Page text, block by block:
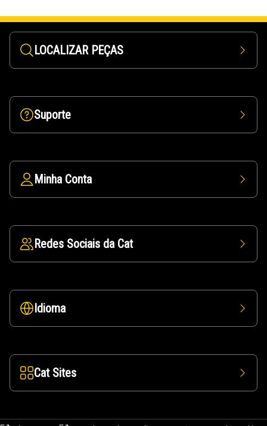
LOCALIZAR PEÇAS
Suporte
Minha Conta
Redes Sociais da Cat
Idioma
Cat Sites